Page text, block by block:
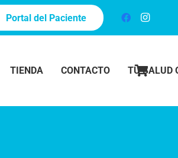
Portal del Paciente
TIENDA CONTACTO TU SALUD